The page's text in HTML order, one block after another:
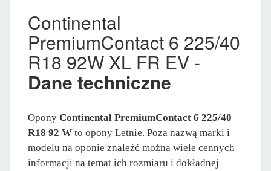
Continental
PremiumContact 6 225/40
R18 92W XL FR EV -
Dane techniczne
Opony Continental PremiumContact 6 225/40
R18 92 W to opony Letnie. Poza nazwą marki i
modelu na oponie znaleźć można wiele cennych
informacji na temat ich rozmiaru i dokładnej